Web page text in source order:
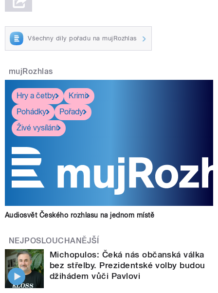
Všechny díly pořadu na mujRozhlas
mujRozhlas
Hry a četby
Krimi
Pohádky
Pořady
Živé vysílání
Audiosvět Českého rozhlasu na jednom místě
NEJPOSLOUCHANĚJŠÍ
Michopulos: Čeká nás občanská válka
bez střelby. Prezidentské volby budou
džihádem vůči Pavlovi